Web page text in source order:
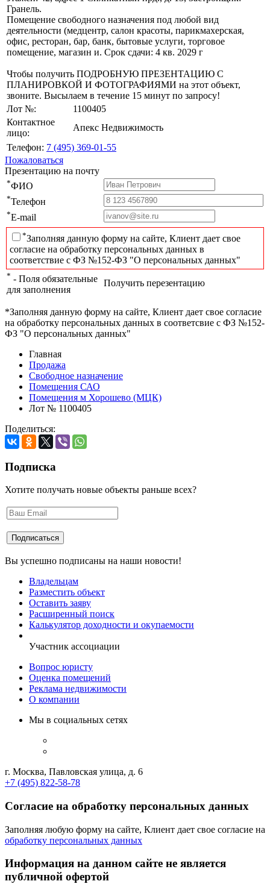
Гранель.
Помещение свободного назначения под любой вид
деятельности (медцентр, салон красоты, парикмахерская,
офис, ресторан, бар, банк, бытовые услуги, торговое
помещение, магазин и. Срок сдачи: 4 кв. 2029 г
Чтобы получить ПОДРОБНУЮ ПРЕЗЕНТАЦИЮ С
ПЛАНИРОВКОЙ И ФОТОГРАФИЯМИ на этот объект,
звоните. Высылаем в течение 15 минут по запросу!
Лот №:
1100405
Контактное
лицо:
Апекс Недвижимость
Телефон: 7 (495) 369-01-55
Пожаловаться
Презентацию на почту
*ФИО
*Телефон
*E-mail
*Заполняя данную форму на сайте, Клиент дает свое
согласие на обработку персональных данных в
соответствие с ФЗ №152-ФЗ "О персональных данных"
* - Поля обязательные
для заполнения
Получить перезентацию
*Заполняя данную форму на сайте, Клиент дает свое согласие
на обработку персональных данных в соответсвие с ФЗ №152-
ФЗ "О персональных данных"
Главная
Продажа
Свободное назначение
Помещения САО
Помещения м Хорошево (МЦК)
Лот № 1100405
Поделиться:
Подписка
Хотите получать новые объекты раньше всех?
Вы успешно подписаны на наши новости!
Владельцам
Разместить объект
Оставить заяву
Расширенный поиск
Калькулятор доходности и окупаемости
Участник ассоциации
Вопрос юристу
Оценка помещений
Реклама недвижимости
О компании
Мы в социальных сетях
г. Москва, Павловская улица, д. 6
+7 (495) 822-58-78
Согласие на обработку персональных данных
Заполняя любую форму на сайте, Клиент дает свое согласие на
обработку персональных данных
Информация на данном сайте не является
публичной офертой